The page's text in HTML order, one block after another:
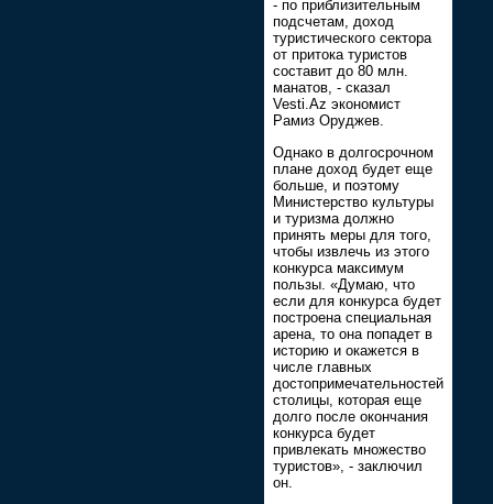
- по приблизительным
подсчетам, доход
туристического сектора
от притока туристов
составит до 80 млн.
манатов, - сказал
Vesti.Az экономист
Рамиз Оруджев.
Однако в долгосрочном
плане доход будет еще
больше, и поэтому
Министерство культуры
и туризма должно
принять меры для того,
чтобы извлечь из этого
конкурса максимум
пользы. «Думаю, что
если для конкурса будет
построена специальная
арена, то она попадет в
историю и окажется в
числе главных
достопримечательностей
столицы, которая еще
долго после окончания
конкурса будет
привлекать множество
туристов», - заключил
он.